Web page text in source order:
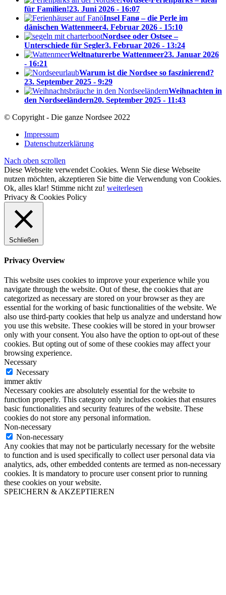
für Familien!23. Juni 2026 - 16:07
Insel Fanø – die Perle im
dänischen Wattenmeer4. Februar 2026 - 15:10
Nordsee oder Ostsee –
Unterschiede für Segler3. Februar 2026 - 13:24
Weltnaturerbe Wattenmeer23. Januar 2026
- 16:21
Warum ist die Nordsee so faszinierend?
23. September 2025 - 9:29
Weihnachten in
den Nordseeländern20. September 2025 - 11:43
© Copyright - Die ganze Nordsee 2022
Impressum
Datenschutzerklärung
Nach oben scrollen
Diese Webseite verwendet Cookies. Wenn Sie diese Webseite
nutzen möchten, akzeptieren Sie bitte die Verwendung von Cookies.
Ok, alles klar! Stimme nicht zu! weiterlesen
Privacy & Cookies Policy
Schließen
Privacy Overview
This website uses cookies to improve your experience while you
navigate through the website. Out of these, the cookies that are
categorized as necessary are stored on your browser as they are
essential for the working of basic functionalities of the website. We
also use third-party cookies that help us analyze and understand how
you use this website. These cookies will be stored in your browser
only with your consent. You also have the option to opt-out of these
cookies. But opting out of some of these cookies may affect your
browsing experience.
Necessary
Necessary
immer aktiv
Necessary cookies are absolutely essential for the website to
function properly. This category only includes cookies that ensures
basic functionalities and security features of the website. These
cookies do not store any personal information.
Non-necessary
Non-necessary
Any cookies that may not be particularly necessary for the website
to function and is used specifically to collect user personal data via
analytics, ads, other embedded contents are termed as non-necessary
cookies. It is mandatory to procure user consent prior to running
these cookies on your website.
SPEICHERN & AKZEPTIEREN